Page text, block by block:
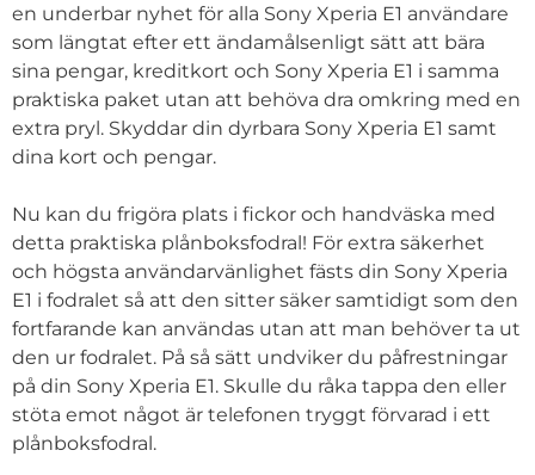
en underbar nyhet för alla Sony Xperia E1 användare
som längtat efter ett ändamålsenligt sätt att bära
sina pengar, kreditkort och Sony Xperia E1 i samma
praktiska paket utan att behöva dra omkring med en
extra pryl. Skyddar din dyrbara Sony Xperia E1 samt
dina kort och pengar.
Nu kan du frigöra plats i fickor och handväska med
detta praktiska plånboksfodral! För extra säkerhet
och högsta användarvänlighet fästs din Sony Xperia
E1 i fodralet så att den sitter säker samtidigt som den
fortfarande kan användas utan att man behöver ta ut
den ur fodralet. På så sätt undviker du påfrestningar
på din Sony Xperia E1. Skulle du råka tappa den eller
stöta emot något är telefonen tryggt förvarad i ett
plånboksfodral.